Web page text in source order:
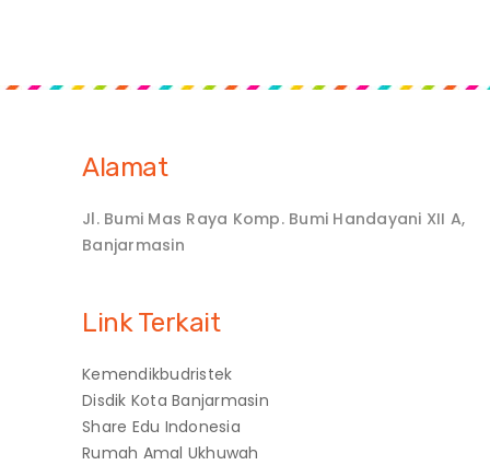
Alamat
Jl. Bumi Mas Raya Komp. Bumi Handayani XII A,
Banjarmasin
Link Terkait
Kemendikbudristek
Disdik Kota Banjarmasin
Share Edu Indonesia
Rumah Amal Ukhuwah